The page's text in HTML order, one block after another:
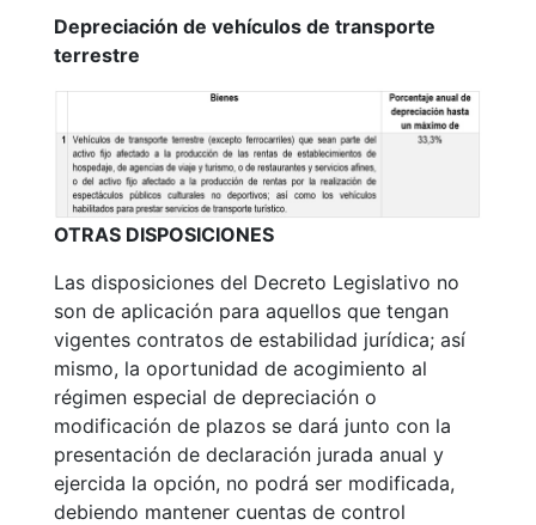
Depreciación de vehículos de transporte
terrestre
OTRAS DISPOSICIONES
Las disposiciones del Decreto Legislativo no
son de aplicación para aquellos que tengan
vigentes contratos de estabilidad jurídica; así
mismo, la oportunidad de acogimiento al
régimen especial de depreciación o
modificación de plazos se dará junto con la
presentación de declaración jurada anual y
ejercida la opción, no podrá ser modificada,
debiendo mantener cuentas de control